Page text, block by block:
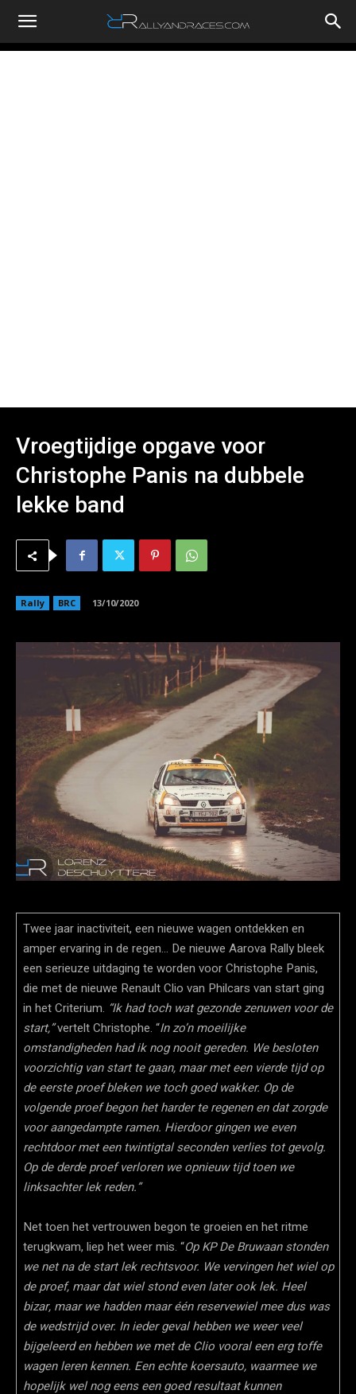
RallyandRaces.com
Vroegtijdige opgave voor
Christophe Panis na dubbele
lekke band
Rally BRC 13/10/2020
Twee jaar inactiviteit, een nieuwe wagen ontdekken en
amper ervaring in de regen… De nieuwe Aarova Rally bleek
een serieuze uitdaging te worden voor Christophe Panis,
die met de nieuwe Renault Clio van Philcars van start ging
in het Criterium. “Ik had toch wat gezonde zenuwen voor de
start,”vertelt Christophe. “In zo’n moeilijke
omstandigheden had ik nog nooit gereden. We besloten
voorzichtig van start te gaan, maar met een vierde tijd op
de eerste proef bleken we toch goed wakker. Op de
volgende proef begon het harder te regenen en dat zorgde
voor aangedampte ramen. Hierdoor gingen we even
rechtdoor met een twintigtal seconden verlies tot gevolg.
Op de derde proef verloren we opnieuw tijd toen we
linksachter lek reden.”
Net toen het vertrouwen begon te groeien en het ritme
terugkwam, liep het weer mis. “Op KP De Bruwaan stonden
we net na de start lek rechtsvoor. We vervingen het wiel op
de proef, maar dat wiel stond even later ook lek. Heel
bizar, maar we hadden maar één reservewiel mee dus was
de wedstrijd over. In ieder geval hebben we weer veel
bijgeleerd en hebben we met de Clio vooral een erg toffe
wagen leren kennen. Een echte koersauto, waarmee we
hopelijk wel nog eens een goed resultaat kunnen